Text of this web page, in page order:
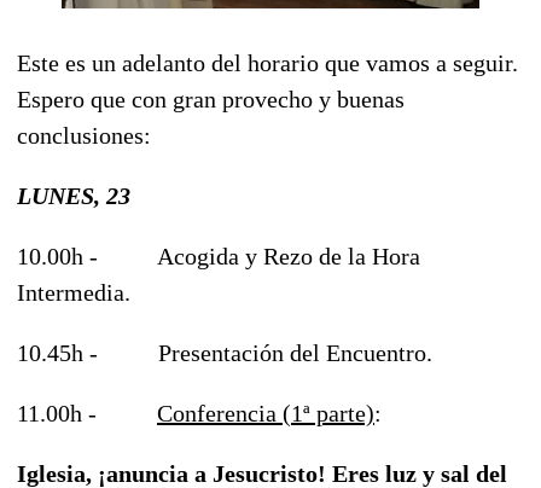
Este es un adelanto del horario que vamos a seguir.
Espero que con gran provecho y buenas
conclusiones:
LUNES, 23
10.00h - Acogida y Rezo de la Hora
Intermedia.
10.45h - Presentación del Encuentro.
11.00h - Conferencia (1ª parte):
Iglesia, ¡anuncia a Jesucristo! Eres luz y sal del